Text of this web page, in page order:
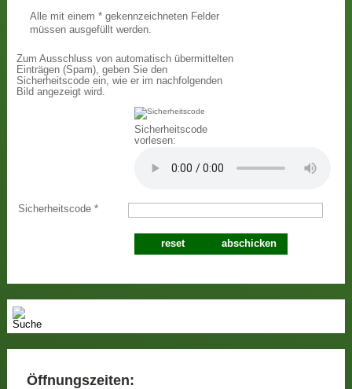
Alle mit einem * gekennzeichneten Felder
müssen ausgefüllt werden.
Zum Ausschluss von automatisch übermittelten
Einträgen (Spam), geben Sie den
Sicherheitscode ein, wie er im nachfolgenden
Bild angezeigt wird.
Sicherheitscode
vorlesen:
Sicherheitscode*
Öffnungszeiten: